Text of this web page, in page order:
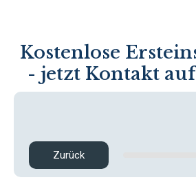
Kostenlose
- jetzt Kontakt
Zurück